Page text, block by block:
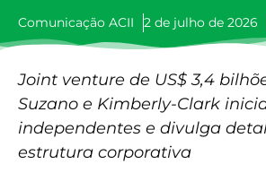
Comunicação ACII 2 de julho de 2026
Joint venture de US$ 3,4
Suzano e Kimberly-Clark
independentes e divulga
estrutura corporativa